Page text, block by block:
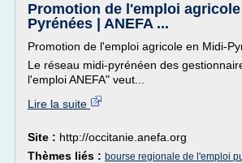
Promotion de l'emploi
Pyrénées | ANEFA ...
Promotion de l'emploi agricole en Midi-
Le réseau midi-pyrénéen des
l'emploi ANEFA" veut...
Lire la suite
Site : http://occitanie.anefa.org
Thèmes liés : bourse regionale de l'emploi